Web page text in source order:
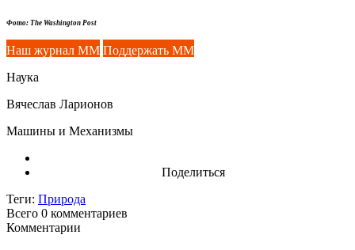
Фото: The Washington Post
Наш журнал ММ Поддержать ММ
Наука
Вячеслав Ларионов
Машины и Механизмы
Поделиться
Теги: Природа
Всего 0 комментариев
Комментарии